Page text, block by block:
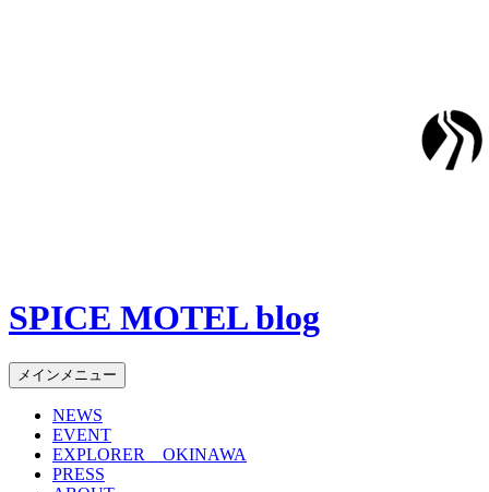
SPICE MOTEL blog
検
索
メインメニュー コ
ツ
NEWS
EVENT
EXPLORER OKINAWA
PRESS